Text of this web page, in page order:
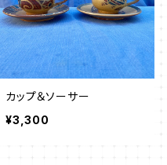
カップ＆ソーサー
¥3,300